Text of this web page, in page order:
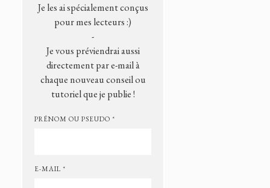
Je les ai spécialement conçus
pour mes lecteurs :)
-
Je vous préviendrai aussi
directement par e-mail à
chaque nouveau conseil ou
tutoriel que je publie !
PRÉNOM OU PSEUDO *
E-MAIL *